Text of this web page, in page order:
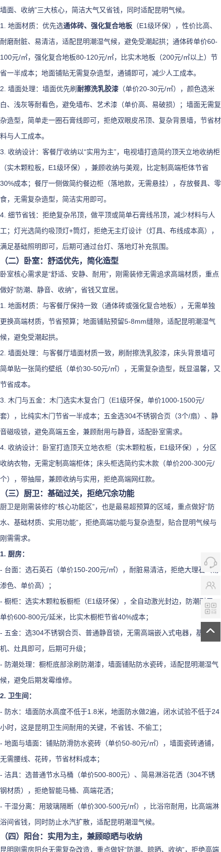
墙面、收纳”三大核心，简洁大气又省钱，同时适配昆明气候。
1. 地面材质：优先选通体砖、强化复合地板 （E1级环保），性价比高、
耐磨耐脏、易清洁，适配昆明潮湿气候，避免受潮起拱；通体砖单价60-
100元/㎡，强化复合地板80-120元/㎡，比实木地板（200元/㎡以上）节
省一半成本；地面铺贴无需复杂造型，通铺即可，减少人工成本。
2. 墙面处理：墙面优先刷 耐擦洗乳胶漆 （单价20-30元/㎡），颜色选米
白、浅灰等耐看色，避免墙布、艺术漆（单价高、易破损）；墙面无需复
杂造型，简单走一圈石膏线即可，拒绝双眼皮吊顶、复杂背景墙，节省材
料与人工成本。
3. 收纳设计：客餐厅收纳以“实用为主”，电视墙打造简约顶天立地收纳柜
（实木颗粒板，E1级环保），兼顾收纳与美观，比定制高端柜体节省
30%成本；餐厅一侧做简约餐边柜（落地款，无需悬挂），存放餐具、零
食，无需复杂造型，简洁实用即可。
4. 细节省钱：拒绝复杂吊顶，做平顶或简单石膏线吊顶，减少材料与人
工；灯光选简约吸顶灯+筒灯，拒绝无主灯设计（灯具、布线成本高），
满足基础照明即可，后期可通过台灯、落地灯补充氛围。
（二）卧室：舒适优先，简化造型
卧室核心需求是“舒适、安静、耐用”，刚需装修无需追求高端材质，重点
做好“防潮、静音、收纳”，省钱又宜居。
1. 地面材质：与客餐厅保持一致（通体砖或强化复合地板），无需单独
更换高端材质，节省预算；地面铺贴预留5-8mm缝隙，适配昆明潮湿气
候，避免受潮起拱。
2. 墙面处理：与客餐厅墙面材质一致，刷耐擦洗乳胶漆，床头背景墙可
简单贴一张简约壁纸（单价30-50元/㎡），无需复杂造型，既显温馨，又
节省成本。
3. 木门与五金：木门选实木复合门（E1级环保，单价1000-1500元/
套），比纯实木门节省一半成本；五金选304不锈钢合页（3个/扇）、静
音磁吸锁，避免高端五金，兼顾耐用与静音，适配卧室需求。
4. 收纳设计：卧室打造顶天立地衣柜（实木颗粒板，E1级环保），分区
收纳衣物，无需定制高端柜体；床头柜选简约实木款（单价200-300元/
个），带抽屉，兼顾收纳与实用，拒绝高端网红款。
（三）厨卫：基础过关，拒绝冗余功能
厨卫是刚需装修的“核心功能区”，也是最易超预算的区域，重点做好“防
水、基础材质、实用功能”，拒绝高端功能与复杂造型，贴合昆明气候与
刚需需求。
1. 厨房：
- 台面：选石英石（单价150-200元/㎡），耐脏易清洁，拒绝大理石（易
渗色、单价高）；
- 橱柜：选实木颗粒板橱柜（E1级环保），全自动激光封边，防潮耐用，
单价600-800元/延米，比实木橱柜节省40%成本；
- 五金：选304不锈钢合页、普通静音锁，无需高端嵌入式电器，基础烟
机、灶具即可，后期可升级；
- 防潮处理：橱柜底部涂刷防潮漆，墙面铺贴防水瓷砖，适配昆明潮湿气
候，避免后期发霉维修。
2. 卫生间：
- 防水：墙面防水高度不低于1.8米，地面防水做2遍，闭水试验不低于24
小时，这是昆明卫生间耐用的关键，不省钱、不偷工；
- 地面与墙面：铺贴防滑防水瓷砖（单价50-80元/㎡），墙面瓷砖通铺，
无需腰线、花砖，节省材料成本；
- 洁具：选普通节水马桶（单价500-800元）、简易淋浴花洒（304不锈
钢材质），拒绝智能马桶、高端花洒；
- 干湿分离：用玻璃隔断（单价300-500元/㎡），比浴帘耐用，比高端淋
浴间省钱，同时防止水汽扩散，适配昆明潮湿气候。
（四）阳台：实用为主，兼顾晾晒与收纳
昆明刚需房阳台无需复杂改造，重点做好“防潮、晾晒、收纳”，拒绝高端